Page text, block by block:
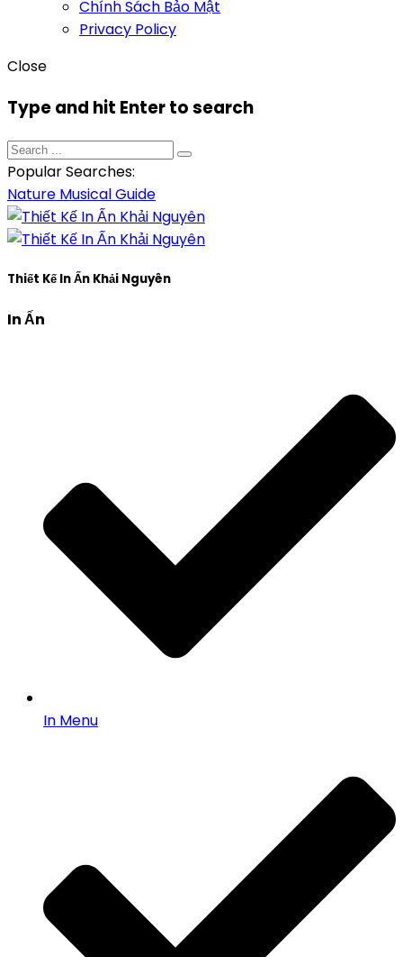
Chính Sách Bảo Mật
Privacy Policy
Close
Type and hit Enter to search
Popular Searches:
Nature MusicalGuide
Thiết Kế In Ấn Khải Nguyên
In Ấn
In Menu